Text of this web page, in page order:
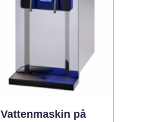
många musikälskares
Vattenmaskin på